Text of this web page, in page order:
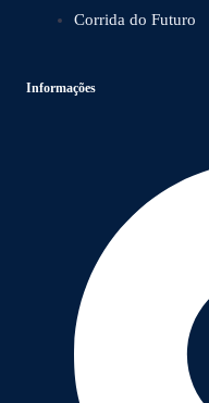
Corrida do Futuro
Informações